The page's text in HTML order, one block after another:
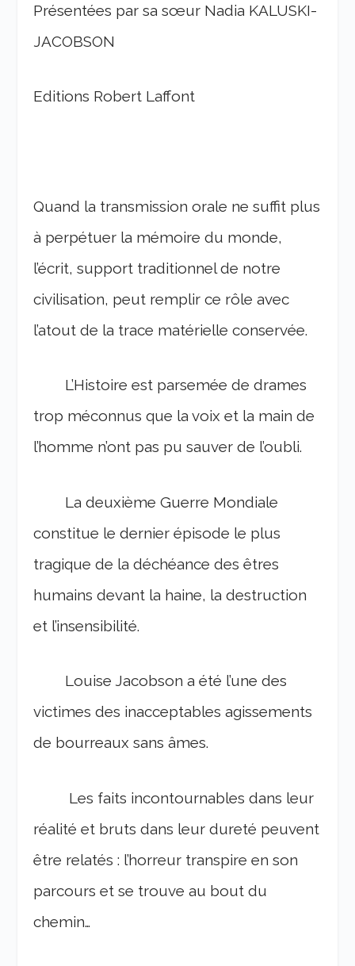
Présentées par sa sœur Nadia KALUSKI-
JACOBSON
Editions Robert Laffont
Quand la transmission orale ne suffit plus
à perpétuer la mémoire du monde,
l’écrit, support traditionnel de notre
civilisation, peut remplir ce rôle avec
l’atout de la trace matérielle conservée.
L’Histoire est parsemée de drames
trop méconnus que la voix et la main de
l’homme n’ont pas pu sauver de l’oubli.
La deuxième Guerre Mondiale
constitue le dernier épisode le plus
tragique de la déchéance des êtres
humains devant la haine, la destruction
et l’insensibilité.
Louise Jacobson a été l’une des
victimes des inacceptables agissements
de bourreaux sans âmes.
Les faits incontournables dans leur
réalité et bruts dans leur dureté peuvent
être relatés : l’horreur transpire en son
parcours et se trouve au bout du
chemin…